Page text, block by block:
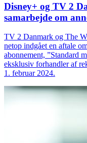
Disney+ og TV 2
samarbejde om
TV 2 Danmark og The
netop indgået en aftale
abonnement, ”Standard
eksklusiv forhandler af
1. februar 2024.